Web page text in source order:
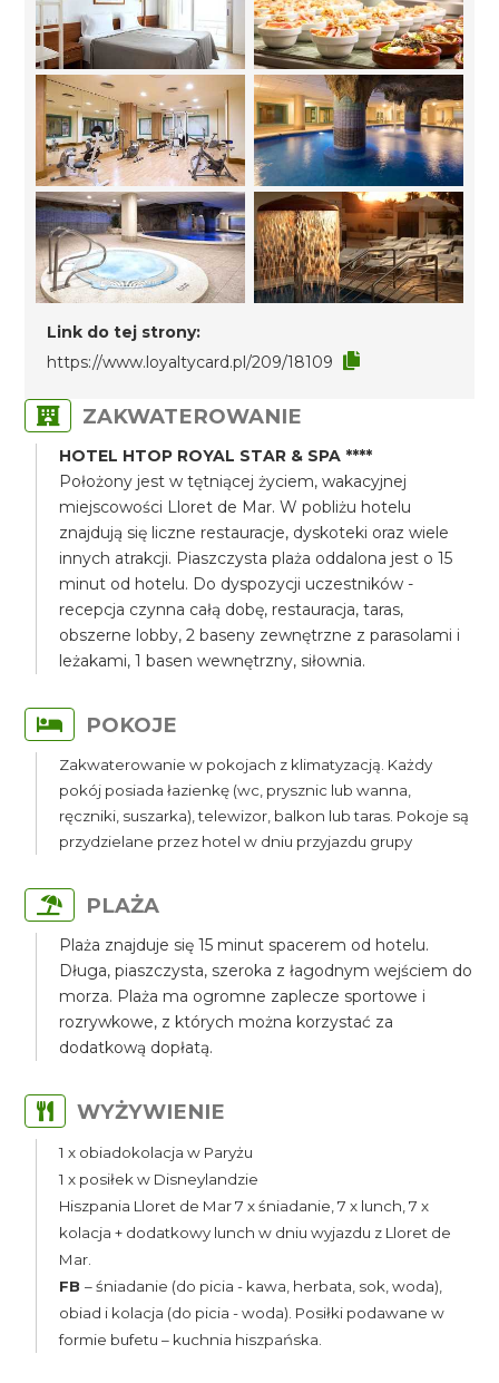
Link do tej strony:
https://www.loyaltycard.pl/209/18109
ZAKWATEROWANIE
HOTEL HTOP ROYAL STAR & SPA ****
Położony jest w tętniącej życiem, wakacyjnej
miejscowości Lloret de Mar. W pobliżu hotelu
znajdują się liczne restauracje, dyskoteki oraz wiele
innych atrakcji. Piaszczysta plaża oddalona jest o 15
minut od hotelu. Do dyspozycji uczestników -
recepcja czynna całą dobę, restauracja, taras,
obszerne lobby, 2 baseny zewnętrzne z parasolami i
leżakami, 1 basen wewnętrzny, siłownia.
POKOJE
Zakwaterowanie w pokojach z klimatyzacją. Każdy
pokój posiada łazienkę (wc, prysznic lub wanna,
ręczniki, suszarka), telewizor, balkon lub taras. Pokoje są
przydzielane przez hotel w dniu przyjazdu grupy
PLAŻA
Plaża znajduje się 15 minut spacerem od hotelu.
Długa, piaszczysta, szeroka z łagodnym wejściem do
morza. Plaża ma ogromne zaplecze sportowe i
rozrywkowe, z których można korzystać za
dodatkową dopłatą.
WYŻYWIENIE
1 x obiadokolacja w Paryżu
1 x posiłek w Disneylandzie
Hiszpania Lloret de Mar 7 x śniadanie, 7 x lunch, 7 x
kolacja + dodatkowy lunch w dniu wyjazdu z Lloret de
Mar.
FB– śniadanie (do picia - kawa, herbata, sok, woda),
obiad i kolacja (do picia - woda). Posiłki podawane w
formie bufetu – kuchnia hiszpańska.